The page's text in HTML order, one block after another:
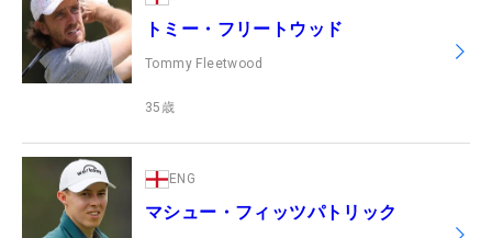
トミー・フリートウッド
Tommy Fleetwood
35 歳
ENG
マシュー・フィッツパトリック